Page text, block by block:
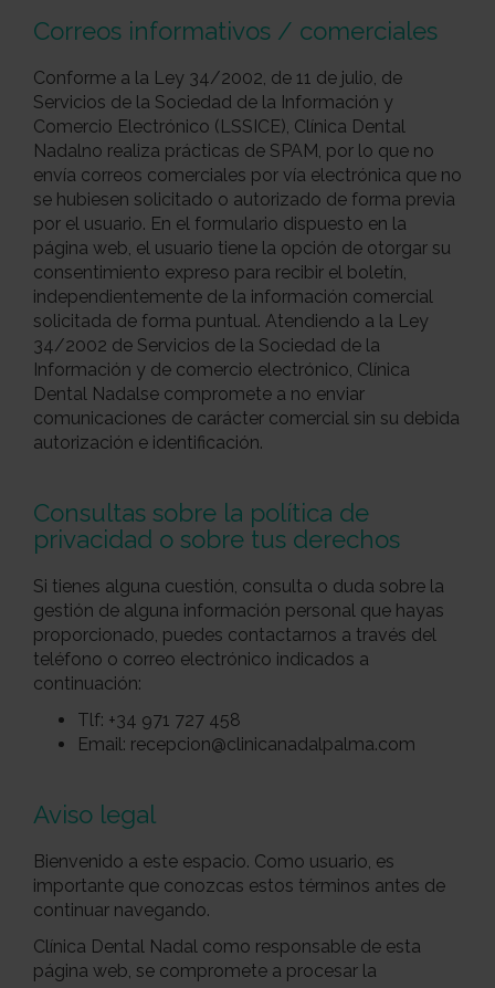
Correos informativos / comerciales
Conforme a la Ley 34/2002, de 11 de julio, de
Servicios de la Sociedad de la Información y
Comercio Electrónico (LSSICE), Clínica Dental
Nadalno realiza prácticas de SPAM, por lo que no
envía correos comerciales por vía electrónica que no
se hubiesen solicitado o autorizado de forma previa
por el usuario. En el formulario dispuesto en la
página web, el usuario tiene la opción de otorgar su
consentimiento expreso para recibir el boletín,
independientemente de la información comercial
solicitada de forma puntual. Atendiendo a la Ley
34/2002 de Servicios de la Sociedad de la
Información y de comercio electrónico, Clínica
Dental Nadalse compromete a no enviar
comunicaciones de carácter comercial sin su debida
autorización e identificación.
Consultas sobre la política de
privacidad o sobre tus derechos
Si tienes alguna cuestión, consulta o duda sobre la
gestión de alguna información personal que hayas
proporcionado, puedes contactarnos a través del
teléfono o correo electrónico indicados a
continuación:
Tlf: +34 971 727 458
Email: recepcion@clinicanadalpalma.com
Aviso legal
Bienvenido a este espacio. Como usuario, es
importante que conozcas estos términos antes de
continuar navegando.
Clínica Dental Nadal como responsable de esta
página web, se compromete a procesar la